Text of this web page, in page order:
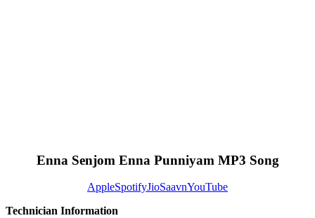
Enna Senjom Enna Punniyam MP3 Song
AppleSpotifyJioSaavnYouTube
Technician Information